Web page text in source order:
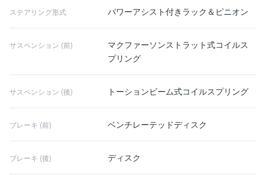
ステアリング形式 パワーアシスト付きラック＆ピニオン
サスペンション (前)
マクファーソンストラット式コイルス
プリング
サスペンション (後) トーションビーム式コイルスプリング
ブレーキ (前) ベンチレーテッドディスク
ブレーキ (後) ディスク